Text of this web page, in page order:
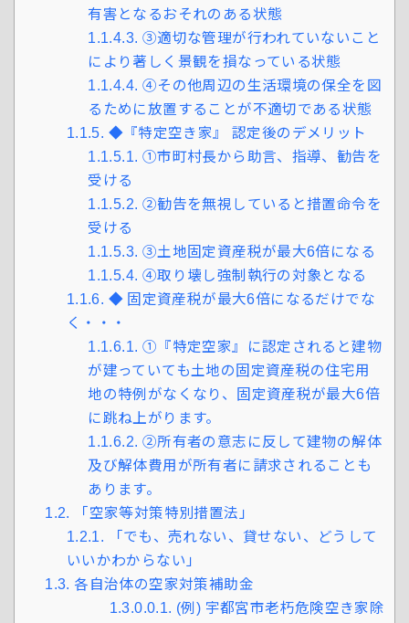
有害となるおそれのある状態
1.1.4.3. ③適切な管理が行われていないこと
により著しく景観を損なっている状態
1.1.4.4. ④その他周辺の生活環境の保全を図
るために放置することが不適切である状態
1.1.5. ◆『特定空き家』 認定後のデメリット
1.1.5.1. ①市町村長から助言、指導、勧告を
受ける
1.1.5.2. ②勧告を無視していると措置命令を
受ける
1.1.5.3. ③土地固定資産税が最大6倍になる
1.1.5.4. ④取り壊し強制執行の対象となる
1.1.6. ◆ 固定資産税が最大6倍になるだけでな
く・・・
1.1.6.1. ①『特定空家』に認定されると建物
が建っていても土地の固定資産税の住宅用
地の特例がなくなり、固定資産税が最大6倍
に跳ね上がります。
1.1.6.2. ②所有者の意志に反して建物の解体
及び解体費用が所有者に請求されることも
あります。
1.2.
「空家等対策特別措置法」
1.2.1. 「でも、売れない、貸せない、どうして
いいかわからない」
1.3. 各自治体の空家対策補助金
1.3.0.0.1. (例) 宇都宮市老朽危険空き家除